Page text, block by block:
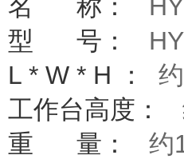
名 称：
型
号：
L * W * H
： 约
工作台高度：
重
量 ： 约